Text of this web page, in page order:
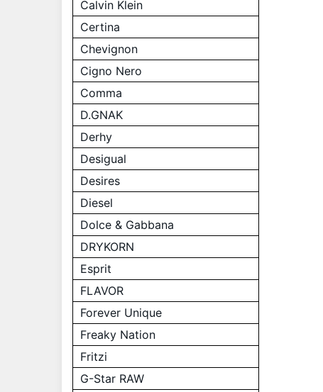
Calvin Klein
Certina
Chevignon
Cigno Nero
Comma
D.GNAK
Derhy
Desigual
Desires
Diesel
Dolce & Gabbana
DRYKORN
Esprit
FLAVOR
Forever Unique
Freaky Nation
Fritzi
G-Star RAW